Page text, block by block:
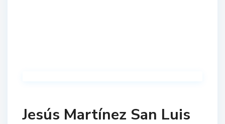
Jesús Martínez San Luis